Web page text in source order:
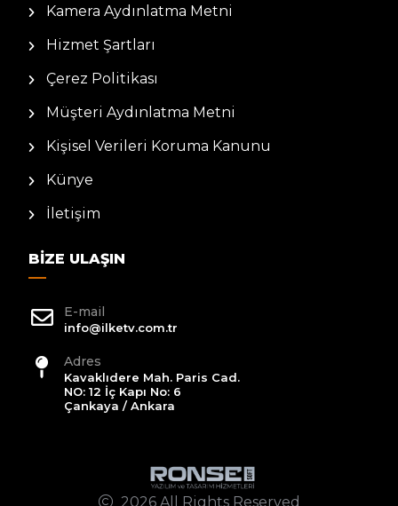
Kamera Aydınlatma Metni
Hizmet Şartları
Çerez Politikası
Müşteri Aydınlatma Metni
Kişisel Verileri Koruma Kanunu
Künye
İletişim
BIZE ULAŞIN
E-mail
info@ilketv.com.tr
Adres
Kavaklıdere Mah. Paris Cad.
NO: 12 İç Kapı No: 6
Çankaya / Ankara
2026 All Rights Reserved